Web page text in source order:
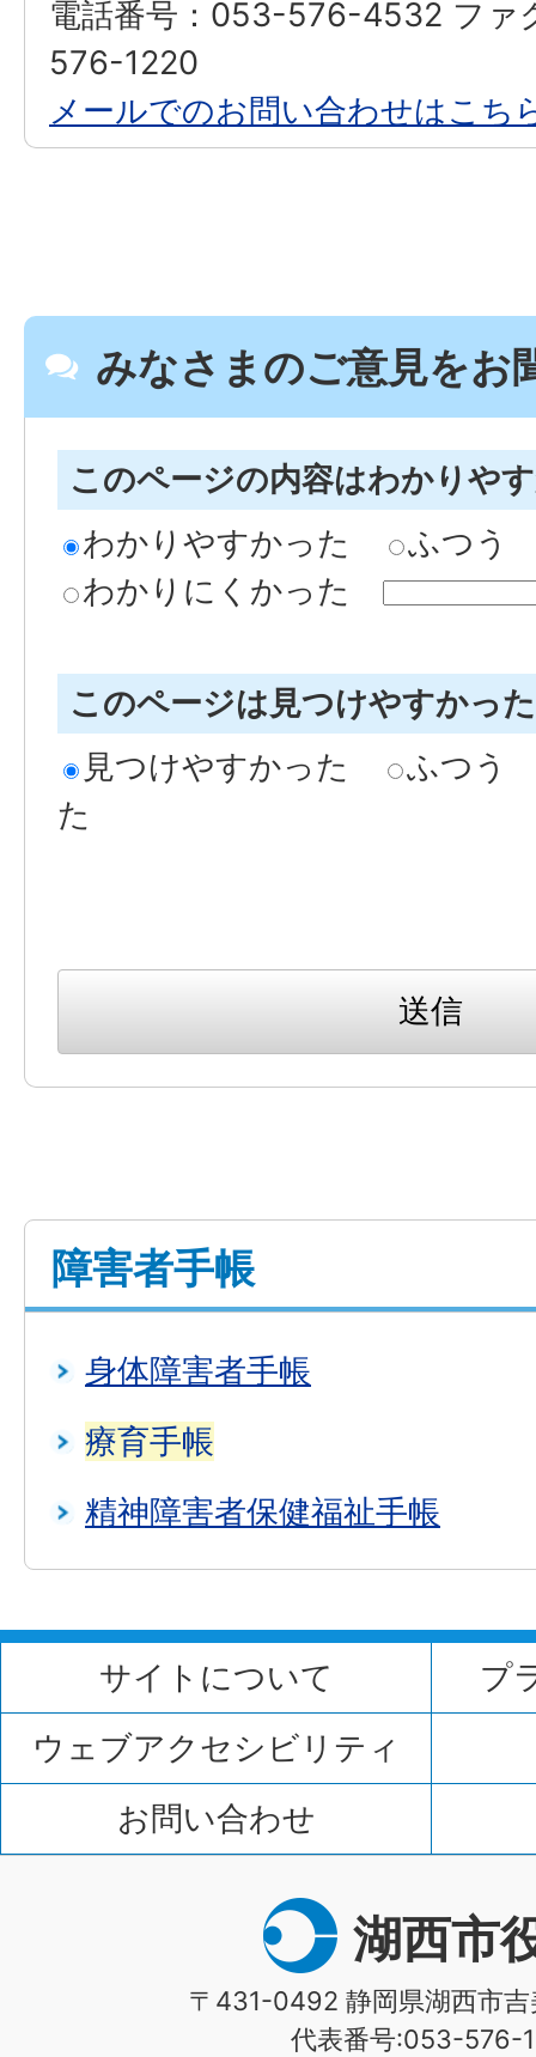
電話番号：053-576-4532 ファ
576-1220
メールでのお問い合わせはこち
みなさまのご意見をお
このページの内容はわかりや
わかりやすかった
ふつう
わかりにくかった
このページは見つけやすかっ
見つけやすかった
ふつう
た
障害者手帳
身体障害者手帳
療育手帳
精神障害者保健福祉手帳
サイトについて
プ
ウェブアクセシビリティ
お問い合わせ
湖西市
〒431-0492 静岡県湖西市
代表番号:053-576-